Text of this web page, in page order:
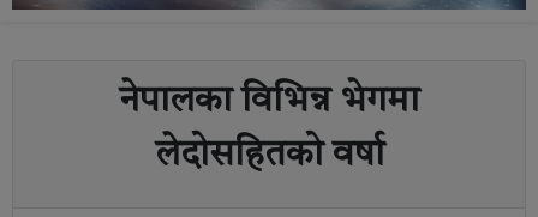
नेपालका विभिन्न भेगमा
लेदोसहितको वर्षा